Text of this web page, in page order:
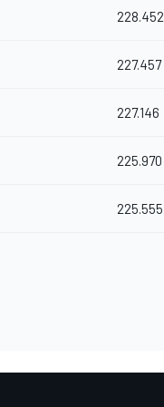
228.452
227.457
227.146
225.970
225.555